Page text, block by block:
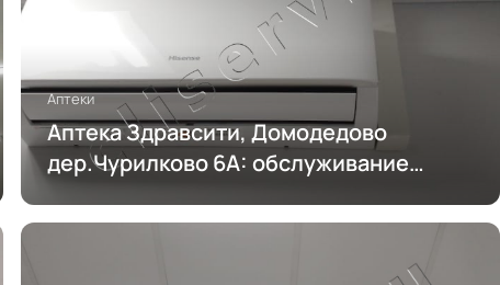
Аптеки
Аптека Здравсити, Домодедово
дер.Чурилково 6А: обслуживание